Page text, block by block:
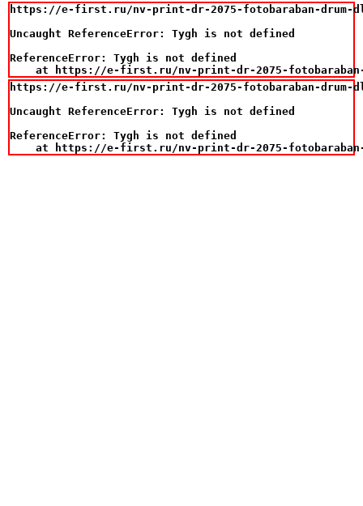
https://e-first.ru/nv-print-dr-2075-fotobaraban-drum-
Uncaught ReferenceError: Tygh is not defined
ReferenceError: Tygh is not defined
at https://e-first.ru/nv-print-dr-2075-
https://e-first.ru/nv-print-dr-2075-fotobaraban-drum-
Uncaught ReferenceError: Tygh is not defined
ReferenceError: Tygh is not defined
at https://e-first.ru/nv-print-dr-2075-